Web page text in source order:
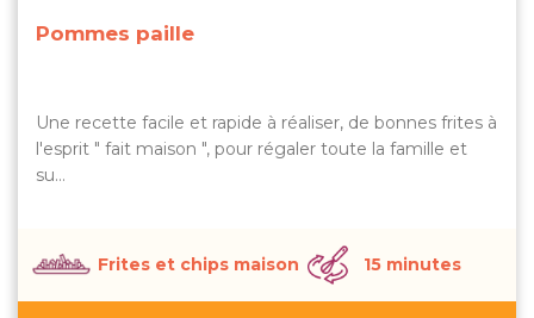
Pommes paille
Une recette facile et rapide à réaliser, de bonnes frites à
l'esprit " fait maison ", pour régaler toute la famille et
su…
Frites et chips maison 15 minutes